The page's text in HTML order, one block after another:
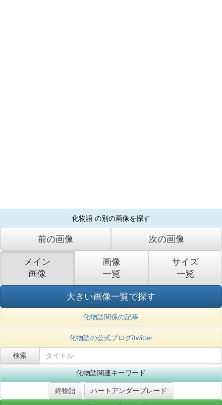
化物語 の別の画像を探す
前の画像 次の画像
メイン
画像
画像
一覧
サイズ
一覧
大きい画像一覧で探す
化物語関係の記事
化物語の公式ブログ/twitter
化物語関連キーワード
終物語 ハートアンダーブレード